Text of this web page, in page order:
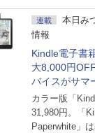
連載
本日み
情報
Kindle電子書
大8,000円
バイスがサマ
カラー版「
31,980円。「
Paperwhite」